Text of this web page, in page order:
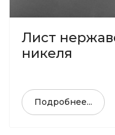
Лист
никеля
Подробнее...